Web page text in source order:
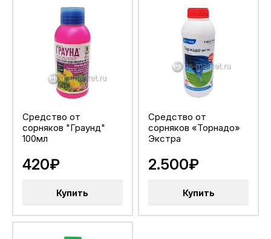
Средство от
сорняков "Граунд"
100мл
420₽
Купить
Средство от
сорняков «Торнадо»
Экстра
2.500₽
Купить